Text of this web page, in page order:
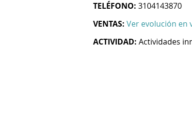
TELÉFONO: 3104143870
VENTAS: Ver evolución en
ACTIVIDAD: Actividades